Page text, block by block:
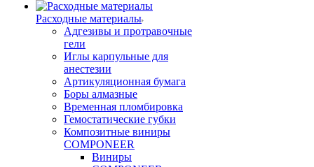
Расходные материалы
Адгезивы и протравочные
гели
Иглы карпульные для
анестезии
Артикуляционная бумага
Боры алмазные
Временная пломбировка
Гемостатические губки
Композитные виниры
COMPONEER
Виниры